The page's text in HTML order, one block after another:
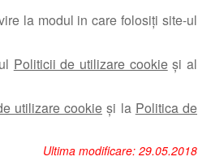
la modul in care folosiți site-ul
Politicii de utilizare cookieși al
utilizare cookie și la Politica de
Ultima modificare: 29.05.2018